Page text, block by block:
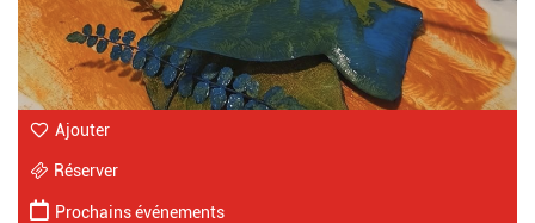
Ajouter
Réserver
Prochains événements